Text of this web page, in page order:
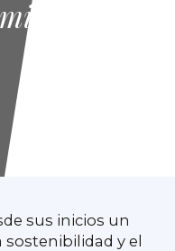
sus inicios un
y el